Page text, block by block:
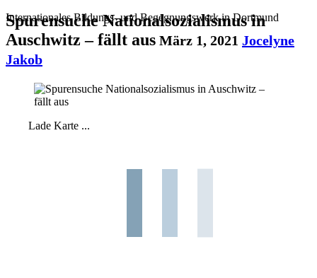
Internationales Bildungs- und Begegnungswerk in Dortmund
Spurensuche Nationalsozialismus in
Auschwitz – fällt aus März 1, 2021 Jocelyne
Jakob
Lade Karte ...